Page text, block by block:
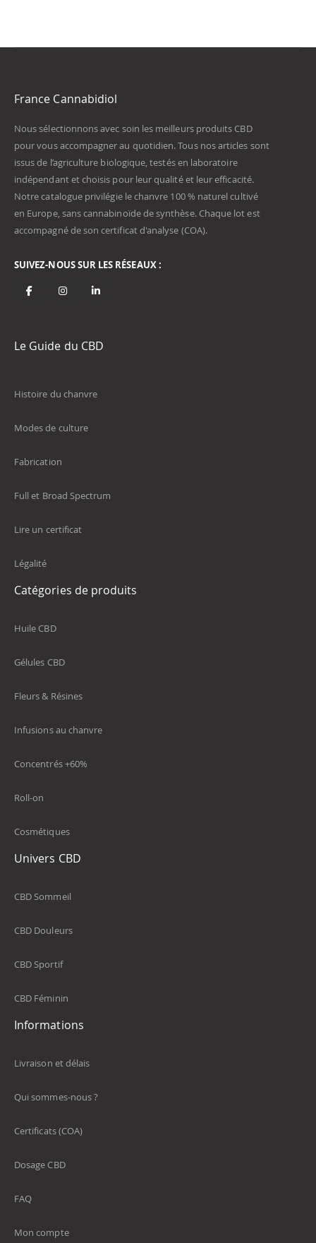
France Cannabidiol
Nous sélectionnons avec soin les meilleurs produits CBD
pour vous accompagner au quotidien. Tous nos articles sont
issus de l’agriculture biologique, testés en laboratoire
indépendant et choisis pour leur qualité et leur efficacité.
Notre catalogue privilégie le chanvre 100 % naturel cultivé
en Europe, sans cannabinoïde de synthèse. Chaque lot est
accompagné de son certificat d'analyse (COA).
SUIVEZ-NOUS SUR LES RÉSEAUX :
Le Guide du CBD
Histoire du chanvre
Modes de culture
Fabrication
Full et Broad Spectrum
Lire un certificat
Légalité
Catégories de produits
Huile CBD
Gélules CBD
Fleurs & Résines
Infusions au chanvre
Concentrés +60%
Roll-on
Cosmétiques
Univers CBD
CBD Sommeil
CBD Douleurs
CBD Sportif
CBD Féminin
Informations
Livraison et délais
Qui sommes-nous ?
Certificats (COA)
Dosage CBD
FAQ
Mon compte